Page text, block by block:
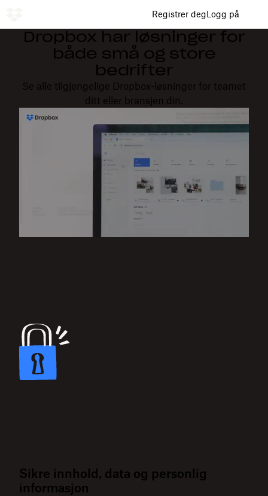
Registrer degLogg på
Dropbox har løsninger for
både små og store
bedrifter
Se alle tilgjengelige Dropbox-løsninger for teamet
ditt eller bransjen din.
Sikre innhold, data og personlig
informasjon